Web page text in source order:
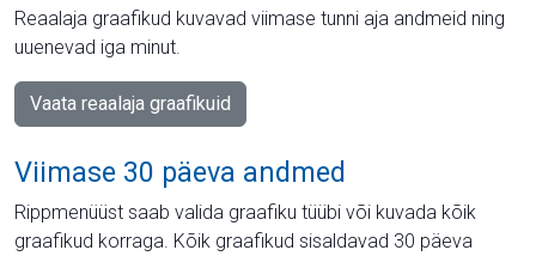
Reaalaja graafikud kuvavad viimase tunni aja andmeid ning
uuenevad iga minut.
Vaata reaalaja graafikuid
Viimase 30 päeva andmed
Rippmenüüst saab valida graafiku tüübi või kuvada kõik
graafikud korraga. Kõik graafikud sisaldavad 30 päeva